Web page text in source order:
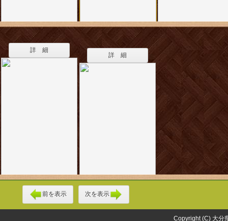
詳 細
詳 細
前を表示 次を表示
Copyright (C) 大分